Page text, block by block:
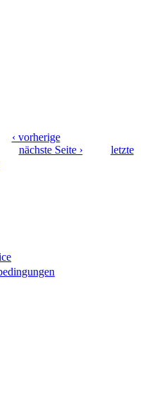
‹ vorherige
nächste Seite ›
letzte